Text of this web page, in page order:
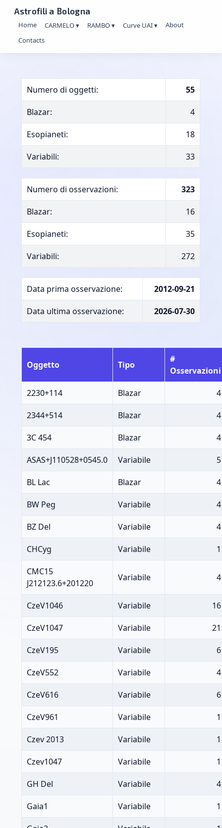
Astrofili a Bologna
Home CARMELO ▾ RAMBO ▾ Curve UAI ▾
About
Contacts
Numero di oggetti: 55
Blazar: 4
Esopianeti: 18
Variabili: 33
Numero di osservazioni: 323
Blazar: 16
Esopianeti: 35
Variabili: 272
Data prima osservazione: 2012-09-21
Data ultima osservazione: 2026-07-30
Oggetto Tipo
#
Osservazioni
2230+114 Blazar 4
2344+514 Blazar 4
3C 454 Blazar 4
ASAS+J110528+0545.0 Variabile 5
BL Lac Blazar 4
BW Peg Variabile 4
BZ Del Variabile 4
CHCyg Variabile 1
CMC15
J212123.6+201220
Variabile 4
CzeV1046 Variabile 16
CzeV1047 Variabile 21
CzeV195 Variabile 6
CzeV552 Variabile 4
CzeV616 Variabile 6
CzeV961 Variabile 1
Czev 2013 Variabile 1
Czev1047 Variabile 1
GH Del Variabile 4
Gaia1 Variabile 1